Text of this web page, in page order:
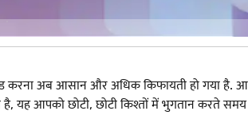
करना अब आसान और अधिक किफायती हो गया
यह आपको छोटी, छोटी किश्तों में भुगतान करते